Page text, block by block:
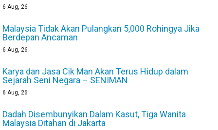
6 Aug, 26
Malaysia Tidak Akan Pulangkan 5,000 Rohingya Jika
Berdepan Ancaman
6 Aug, 26
Karya dan Jasa Cik Man Akan Terus Hidup dalam
Sejarah Seni Negara – SENIMAN
6 Aug, 26
Dadah Disembunyikan Dalam Kasut, Tiga Wanita
Malaysia Ditahan di Jakarta